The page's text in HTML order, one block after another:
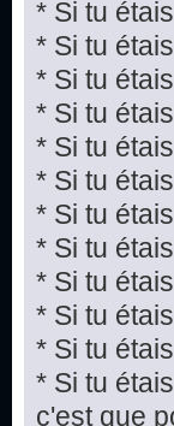
* Si tu
* Si tu
* Si tu
* Si tu
* Si tu
* Si tu
* Si tu
* Si tu
* Si tu
* Si tu
* Si tu
* Si tu
c'est que